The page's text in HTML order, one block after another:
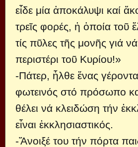
εἶδε μία ἀποκάλυψι καί
τρεῖς φορές, ἡ ὁποία τοῦ
τίς πῦλες τῆς μονῆς γιά
περιστέρι τοῦ Κυρίου!»
-Πάτερ, ἦλθε ἕνας
φωτεινός στό πρόσωπο
θέλει νά κλειδώση τήν
εἶναι ἐκκλησιαστικός.
-Ἄνοιξέ του τήν πόρτα